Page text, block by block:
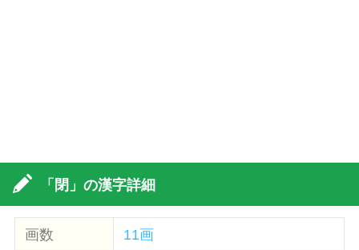
「閉」の漢字詳細
画数 11画